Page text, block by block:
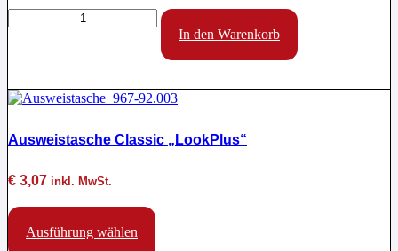
Schlüsselanhänger
Metall
Firmenaufdruck
In den Warenkorb
Ausweistasche Classic „LookPlus“
€ 3,07 inkl. MwSt.
Ausführung wählen
Dieses
weist